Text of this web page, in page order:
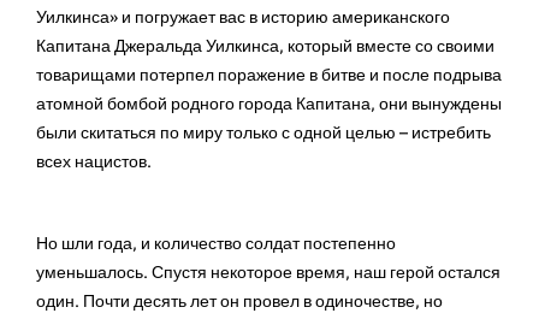
Уилкинса» и погружает вас в историю американского
Капитана Джеральда Уилкинса, который вместе со своими
товарищами потерпел поражение в битве и после подрыва
атомной бомбой родного города Капитана, они вынуждены
были скитаться по миру только с одной целью – истребить
всех нацистов.
Но шли года, и количество солдат постепенно
уменьшалось. Спустя некоторое время, наш герой остался
один. Почти десять лет он провел в одиночестве, но